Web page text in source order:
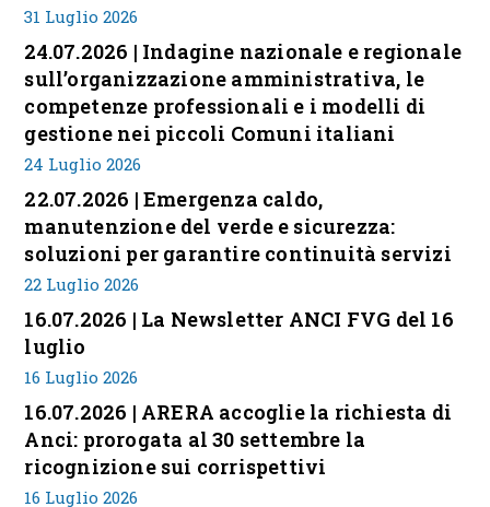
31 Luglio 2026
24.07.2026 | Indagine nazionale e regionale
sull’organizzazione amministrativa, le
competenze professionali e i modelli di
gestione nei piccoli Comuni italiani
24 Luglio 2026
22.07.2026 | Emergenza caldo,
manutenzione del verde e sicurezza:
soluzioni per garantire continuità servizi
22 Luglio 2026
16.07.2026 | La Newsletter ANCI FVG del 16
luglio
16 Luglio 2026
16.07.2026 | ARERA accoglie la richiesta di
Anci: prorogata al 30 settembre la
ricognizione sui corrispettivi
16 Luglio 2026